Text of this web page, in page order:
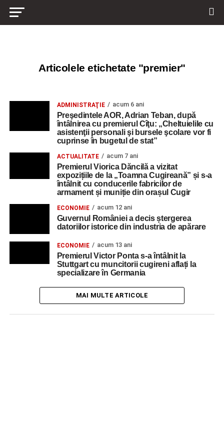
Articolele etichetate "premier"
ADMINISTRAŢIE acum 6 ani
Preşedintele AOR, Adrian Teban, după
întâlnirea cu premierul Cîţu: „Cheltuielile cu
asistenţii personali şi bursele şcolare vor fi
cuprinse în bugetul de stat”
ACTUALITATE acum 7 ani
Premierul Viorica Dăncilă a vizitat
expozițiile de la „Toamna Cugireană” și s-a
întâlnit cu conducerile fabricilor de
armament și muniție din orașul Cugir
ECONOMIE acum 12 ani
Guvernul României a decis ștergerea
datoriilor istorice din industria de apărare
ECONOMIE acum 13 ani
Premierul Victor Ponta s-a întâlnit la
Stuttgart cu muncitorii cugireni aflați la
specializare în Germania
MAI MULTE ARTICOLE